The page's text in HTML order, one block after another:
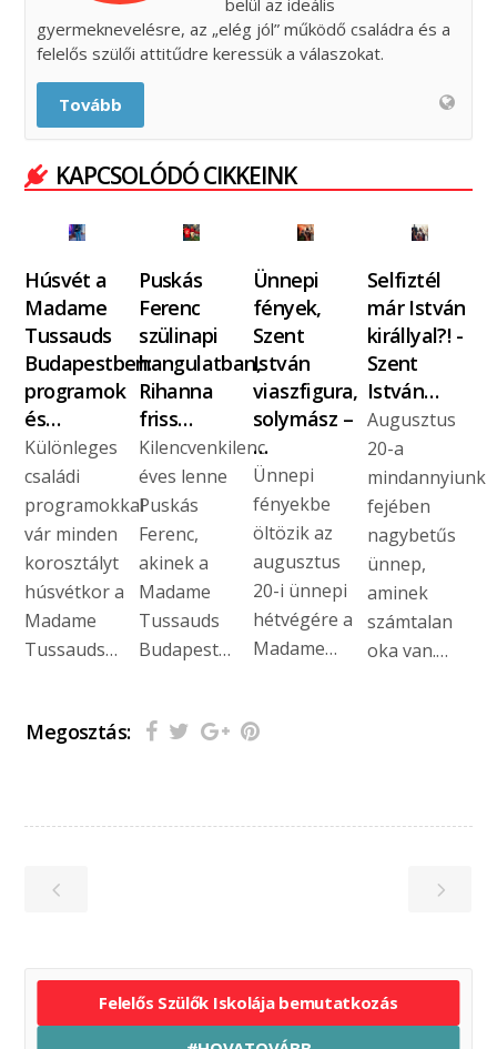
belül az ideális
gyermeknevelésre, az „elég jól” működő családra és a
felelős szülői attitűdre keressük a válaszokat.
Tovább
KAPCSOLÓDÓ CIKKEINK
Húsvét a
Madame
Tussauds
Budapestben:
programok
és…
Különleges
családi
programokkal
vár minden
korosztályt
húsvétkor a
Madame
Tussauds…
Puskás
Ferenc
szülinapi
hangulatban,
Rihanna
friss…
Kilencvenkilenc
éves lenne
Puskás
Ferenc,
akinek a
Madame
Tussauds
Budapest…
Ünnepi
fények,
Szent
István
viaszfigura,
solymász –
…
Ünnepi
fényekbe
öltözik az
augusztus
20-i ünnepi
hétvégére a
Madame…
Selfiztél
már István
királlyal?! -
Szent
István…
Augusztus
20-a
mindannyiunk
fejében
nagybetűs
ünnep,
aminek
számtalan
oka van.…
Megosztás:
Felelős Szülők Iskolája bemutatkozás